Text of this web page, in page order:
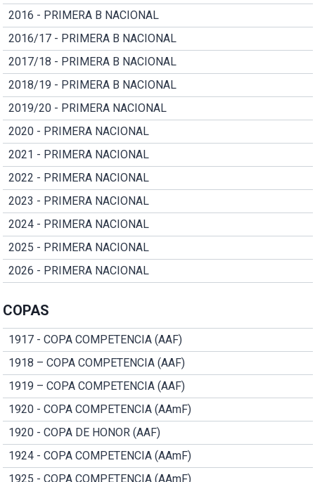
2016 - PRIMERA B NACIONAL
2016/17 - PRIMERA B NACIONAL
2017/18 - PRIMERA B NACIONAL
2018/19 - PRIMERA B NACIONAL
2019/20 - PRIMERA NACIONAL
2020 - PRIMERA NACIONAL
2021 - PRIMERA NACIONAL
2022 - PRIMERA NACIONAL
2023 - PRIMERA NACIONAL
2024 - PRIMERA NACIONAL
2025 - PRIMERA NACIONAL
2026 - PRIMERA NACIONAL
COPAS
1917 - COPA COMPETENCIA (AAF)
1918 – COPA COMPETENCIA (AAF)
1919 – COPA COMPETENCIA (AAF)
1920 - COPA COMPETENCIA (AAmF)
1920 - COPA DE HONOR (AAF)
1924 - COPA COMPETENCIA (AAmF)
1925 - COPA COMPETENCIA (AAmF)